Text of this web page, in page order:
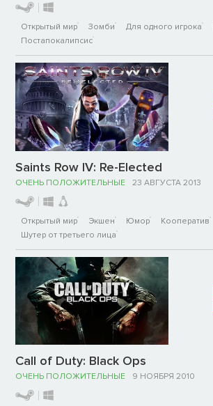
Открытый мир Зомби Для одного игрока
Постапокалипсис
Saints Row IV: Re-Elected
ОЧЕНЬ ПОЛОЖИТЕЛЬНЫЕ 23 АВГУСТА 2013
Открытый мир Экшен Юмор
Кооператив
Шутер от третьего лица
Call of Duty: Black Ops
ОЧЕНЬ ПОЛОЖИТЕЛЬНЫЕ 9 НОЯБРЯ 2010